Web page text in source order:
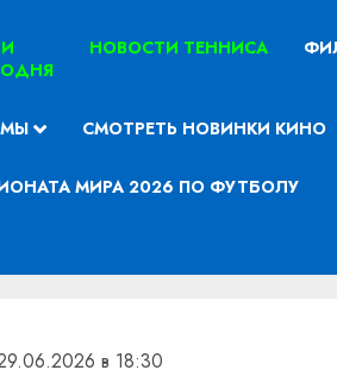
НОВОСТИ ТЕННИСА
СМОТРЕТЬ НОВИНКИ КИНО
МИРА 2026 ПО ФУТБОЛУ
в 18:30